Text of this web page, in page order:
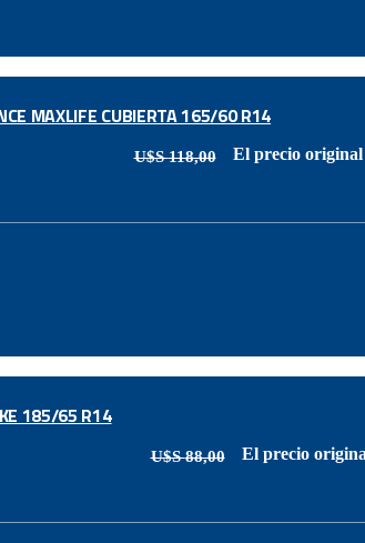
MAXLIFE CUBIERTA 165/60 R14
U$S118,00 El precio original
185/65 R14
U$S88,00 El precio